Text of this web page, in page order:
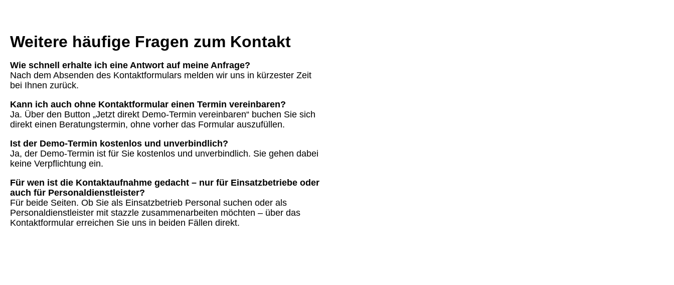
Weitere häufige Fragen zum Kontakt
Wie schnell erhalte ich eine Antwort auf meine Anfrage?
Nach dem Absenden des Kontaktformulars melden wir uns in kürzester Zeit
bei Ihnen zurück.
Kann ich auch ohne Kontaktformular einen Termin vereinbaren?
Ja. Über den Button „Jetzt direkt Demo-Termin vereinbaren“ buchen Sie sich
direkt einen Beratungstermin, ohne vorher das Formular auszufüllen.
Ist der Demo-Termin kostenlos und unverbindlich?
Ja, der Demo-Termin ist für Sie kostenlos und unverbindlich. Sie gehen dabei
keine Verpflichtung ein.
Für wen ist die Kontaktaufnahme gedacht – nur für Einsatzbetriebe oder
auch für Personaldienstleister?
Für beide Seiten. Ob Sie als Einsatzbetrieb Personal suchen oder als
Personaldienstleister mit stazzle zusammenarbeiten möchten – über das
Kontaktformular erreichen Sie uns in beiden Fällen direkt.